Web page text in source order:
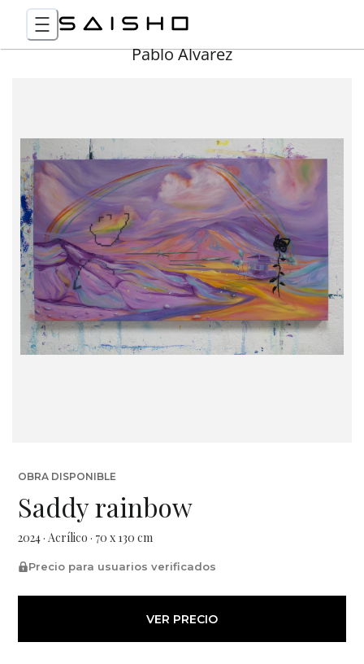
Pablo Álvarez
OBRA DISPONIBLE
Saddy rainbow
2024 · Acrílico · 70 x 130 cm
Precio para usuarios verificados
VER PRECIO